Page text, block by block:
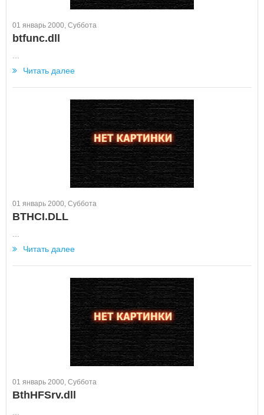
01 январь 2000, Суббота
btfunc.dll
Читать далее
01 январь 2000, Суббота
BTHCI.DLL
Читать далее
01 январь 2000, Суббота
BthHFSrv.dll